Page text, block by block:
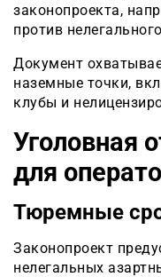
законопроекта,
против
Документ
наземные точки,
клубы и
Уголовная
для
Тюремные
Законопроект
нелегальных